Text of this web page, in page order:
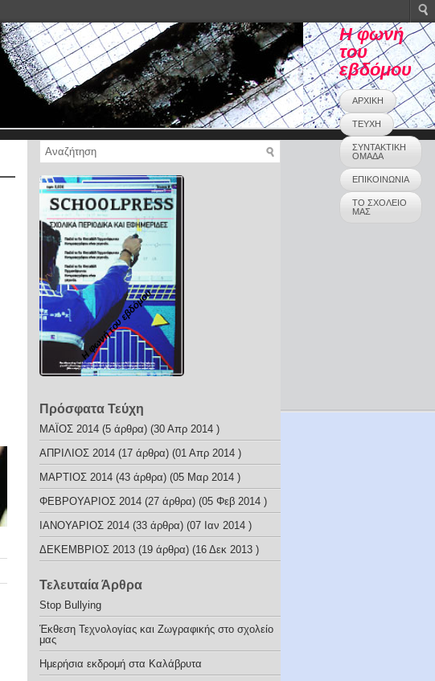
Η φωνή
του
εβδόμου
ΑΡΧΙΚΗ
ΤΕΥΧΗ
ΣΥΝΤΑΚΤΙΚΗ
ΟΜΑΔΑ
ΕΠΙΚΟΙΝΩΝΙΑ
ΤΟ ΣΧΟΛΕΙΟ
ΜΑΣ
Η φωνή του εβδόμου
Πρόσφατα Τεύχη
ΜΑΪΟΣ 2014 (5 άρθρα) (30 Απρ 2014 )
ΑΠΡΙΛΙΟΣ 2014 (17 άρθρα) (01 Απρ 2014 )
ΜΑΡΤΙΟΣ 2014 (43 άρθρα) (05 Μαρ 2014 )
ΦΕΒΡΟΥΑΡΙΟΣ 2014 (27 άρθρα) (05 Φεβ 2014 )
ΙΑΝΟΥΑΡΙΟΣ 2014 (33 άρθρα) (07 Ιαν 2014 )
ΔΕΚΕΜΒΡΙΟΣ 2013 (19 άρθρα) (16 Δεκ 2013 )
Τελευταία Άρθρα
Stop Bullying
Έκθεση Τεχνολογίας και Ζωγραφικής στο σχολείο
μας
Ημερήσια εκδρομή στα Καλάβρυτα